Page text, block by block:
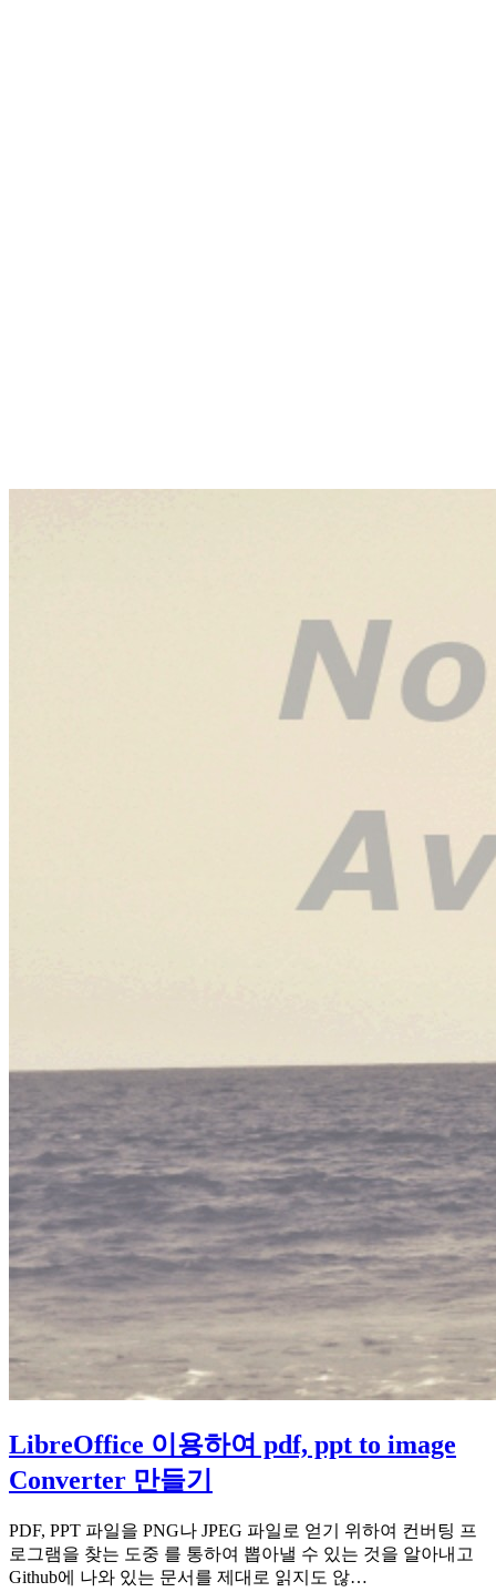
LibreOffice 이용하여 pdf, ppt to image
Converter 만들기
PDF, PPT 파일을 PNG나 JPEG 파일로 얻기 위하여 컨버팅 프
로그램을 찾는 도중 를 통하여 뽑아낼 수 있는 것을 알아내고
Github에 나와 있는 문서를 제대로 읽지도 않…